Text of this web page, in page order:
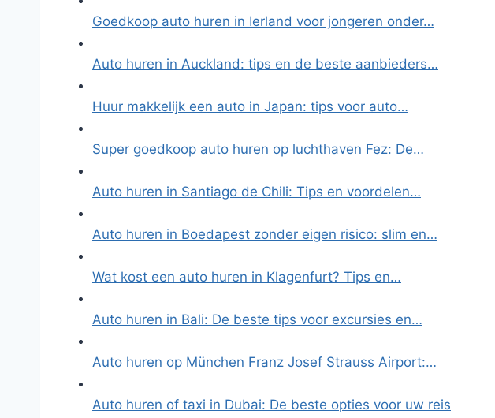
Goedkoop auto huren in Ierland voor jongeren onder…
Auto huren in Auckland: tips en de beste aanbieders…
Huur makkelijk een auto in Japan: tips voor auto…
Super goedkoop auto huren op luchthaven Fez: De…
Auto huren in Santiago de Chili: Tips en voordelen…
Auto huren in Boedapest zonder eigen risico: slim en…
Wat kost een auto huren in Klagenfurt? Tips en…
Auto huren in Bali: De beste tips voor excursies en…
Auto huren op München Franz Josef Strauss Airport:…
Auto huren of taxi in Dubai: De beste opties voor uw reis